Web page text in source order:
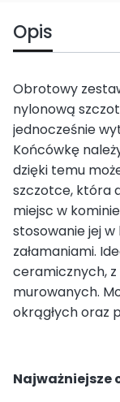
Opis
Obrotowy
nylonową
jednocześnie
Końcówkę
dzięki temu
szczotce, która
miejsc w
stosowanie jej
załamaniami.
ceramicznych,
murowanych.
okrągłych oraz
Najważniejsze